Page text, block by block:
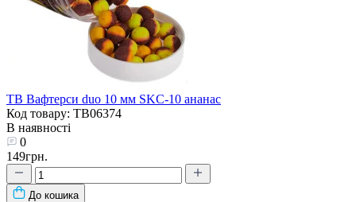
TB Вафтерси duo 10 мм SKC-10 ананас
Код товару: TB06374
В наявності
0
149грн.
До кошика